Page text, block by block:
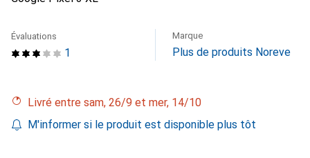
1
Évaluations Marque
Plus de produits Noreve
Livré entre sam, 26/9 et mer, 14/10
M'informer si le produit est disponible plus tôt